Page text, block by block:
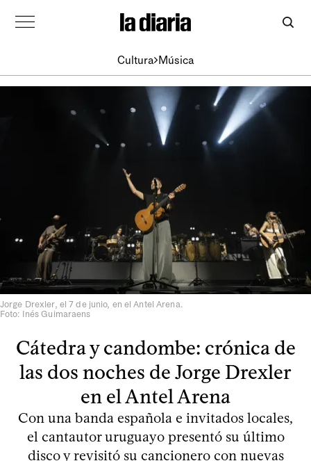
Cultura Música
Jorge Drexler, el 7 de junio, en el Antel Arena.
Foto: Inés Guimaraens
Cátedra y candombe: crónica de
las dos noches de Jorge Drexler
en el Antel Arena
Con una banda española e invitados locales,
el cantautor uruguayo presentó su último
disco y revisitó su cancionero con nuevas